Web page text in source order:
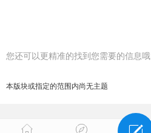
您还可以更精准的找到您需要的信息哦
本版块或指定的范围内尚无主题